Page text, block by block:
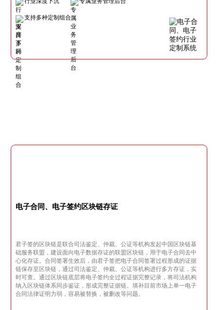
支持多种定制组合
电子合同、电子签约区块链存证
君子签的区块链是联合司法鉴定、仲裁、公证等机构发起中国区块链基
础服务联盟，建设面向电子数据存证的联盟区块链，用于电子合同去中
心化存证。合同签署生效后，由君子签把电子合同签署过程形成的证据
链保存至区块链，通过司法鉴定、仲裁、公证等机构进行多方存证，实
时可查。通过区块链底层将电子签约全过程证据完整记录，将司法机构
纳入区块链体系同步鉴证，形成完整证据链。填补目前市场上单一电子
合同法律证明力弱，容易被替换，被删改等问题。